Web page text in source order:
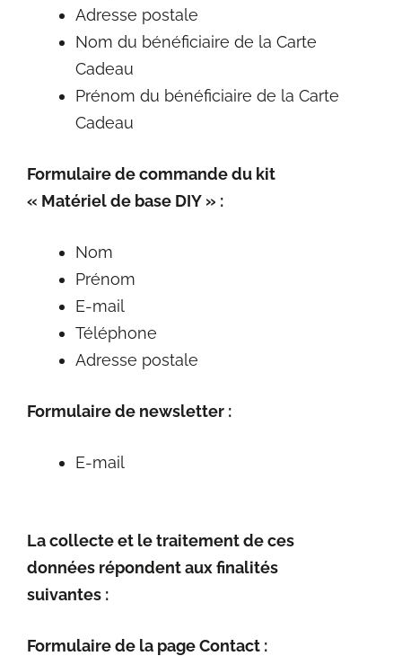
Adresse postale
Nom du bénéficiaire de la Carte
Cadeau
Prénom du bénéficiaire de la Carte
Cadeau
Formulaire de commande du kit
« Matériel de base DIY » :
Nom
Prénom
E-mail
Téléphone
Adresse postale
Formulaire de newsletter :
E-mail
La collecte et le traitement de ces
données répondent aux finalités
suivantes :
Formulaire de la page Contact :